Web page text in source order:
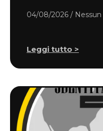
04/08/2026
Leggi tutto >